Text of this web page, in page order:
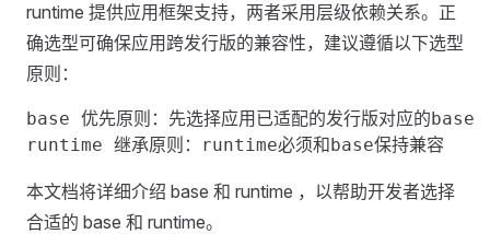
runtime 提供应用框架支持，两者采用层级依赖关系。正
确选型可确保应用跨发行版的兼容性，建议遵循以下选型
原则：
‌base 优先原则‌：先选择应用已适配的发行版对应的base
本文档将详细介绍 base 和 runtime ，以帮助开发者选择
合适的 base 和 runtime。